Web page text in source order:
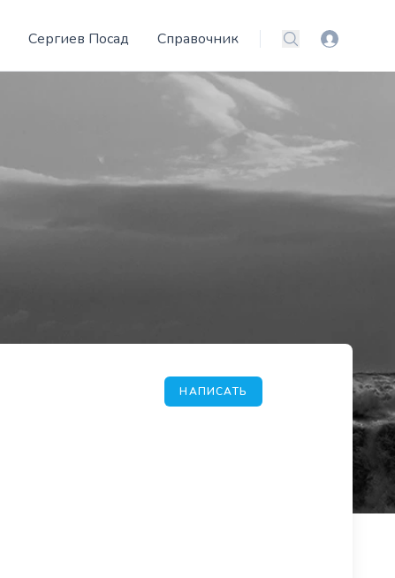
Сергиев Посад Справочник Поиск Вход
НАПИСАТЬ